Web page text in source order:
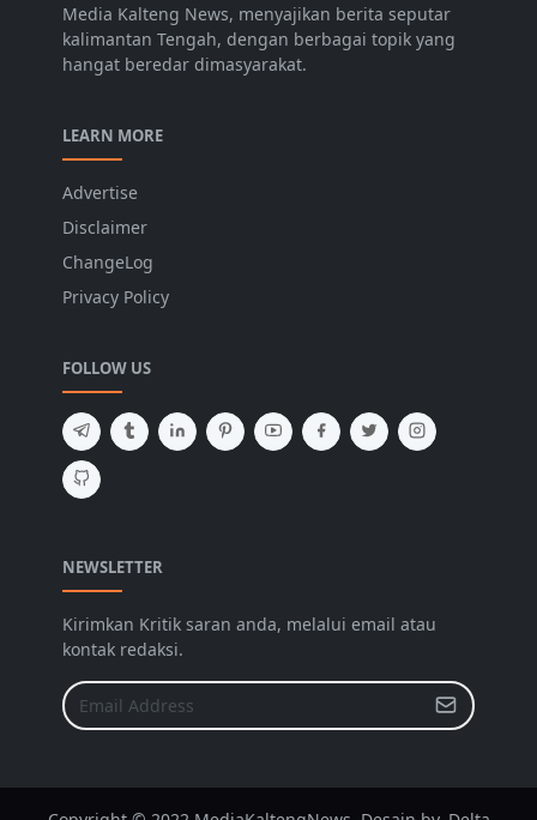
Media Kalteng News, menyajikan berita seputar
kalimantan Tengah, dengan berbagai topik yang
hangat beredar dimasyarakat.
LEARN MORE
Advertise
Disclaimer
ChangeLog
Privacy Policy
FOLLOW US
NEWSLETTER
Kirimkan Kritik saran anda, melalui email atau
kontak redaksi.